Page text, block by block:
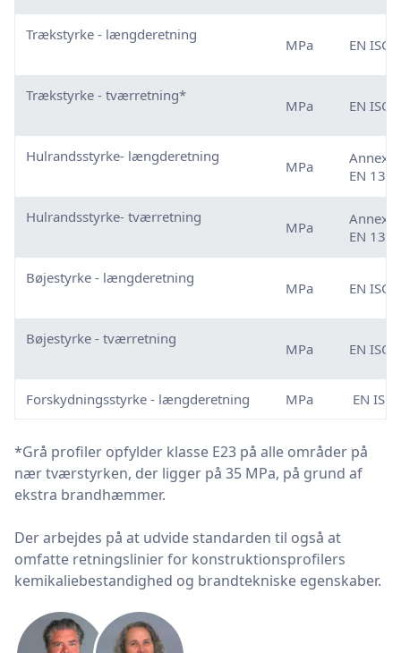
Trækstyrke - længderetning
MPa EN ISO
Trækstyrke - tværretning*
MPa EN ISO
Hulrandsstyrke- længderetning
MPa
Annex
EN
Hulrandsstyrke- tværretning
MPa
Annex
EN
Bøjestyrke - længderetning
MPa EN ISO
Bøjestyrke - tværretning
MPa EN ISO
Forskydningsstyrke - længderetning MPa EN
*Grå profiler opfylder klasse E23 på alle områder på
nær tværstyrken, der ligger på 35 MPa, på grund af
ekstra brandhæmmer.
Der arbejdes på at udvide standarden til også at
omfatte retningslinier for konstruktionsprofilers
kemikaliebestandighed og brandtekniske egenskaber.